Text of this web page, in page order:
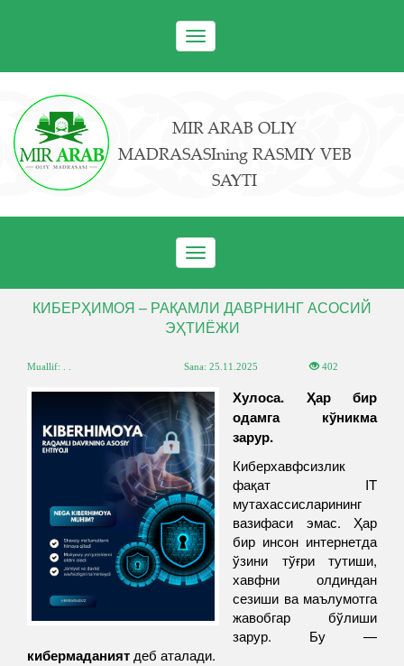
Toggle
navigation
MIR ARAB OLIY
MADRASASIning RASMIY VEB
SAYTI
Toggle
navigation
КИБЕРҲИМОЯ – РАҚАМЛИ ДАВРНИНГ АСОСИЙ
ЭҲТИЁЖИ
Muallif: . . Sana:25.11.2025 402
Хулоса.
Ҳар бир
одамга кўникма
зарур.
Киберхавфсизлик
фақат IT
мутахассисларининг
вазифаси эмас. Ҳар
бир инсон интернетда
ўзини тўғри тутиши,
хавфни олдиндан
сезиши ва маълумотга
жавобгар бўлиши
зарур. Бу —
кибермаданият деб аталади.